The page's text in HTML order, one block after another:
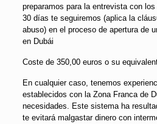
preparamos para la entrevista con
30 días te seguiremos (aplica la
abuso) en el proceso de apertura de
en Dubái
Coste de 350,00 euros o su
En cualquier caso, tenemos
establecidos con la Zona Franca de
necesidades. Este sistema ha
te evitará malgastar dinero con